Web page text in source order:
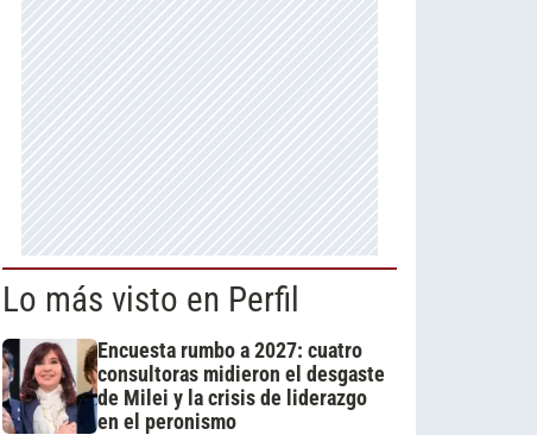
Lo más visto en Perfil
Encuesta rumbo a 2027: cuatro
consultoras midieron el desgaste
de Milei y la crisis de liderazgo
en el peronismo